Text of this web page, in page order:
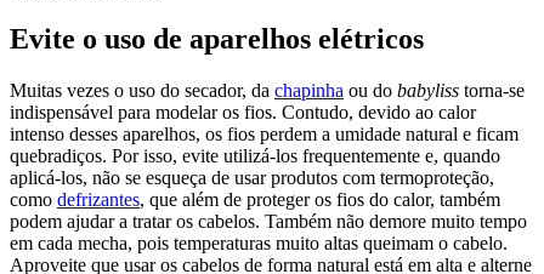
Evite o uso de aparelhos elétricos
Muitas vezes o uso do secador, da chapinha ou do babyliss torna-se
indispensável para modelar os fios. Contudo, devido ao calor
intenso desses aparelhos, os fios perdem a umidade natural e ficam
quebradiços. Por isso, evite utilizá-los frequentemente e, quando
aplicá-los, não se esqueça de usar produtos com termoproteção,
como defrizantes, que além de proteger os fios do calor, também
podem ajudar a tratar os cabelos. Também não demore muito tempo
em cada mecha, pois temperaturas muito altas queimam o cabelo.
Aproveite que usar os cabelos de forma natural está em alta e alterne